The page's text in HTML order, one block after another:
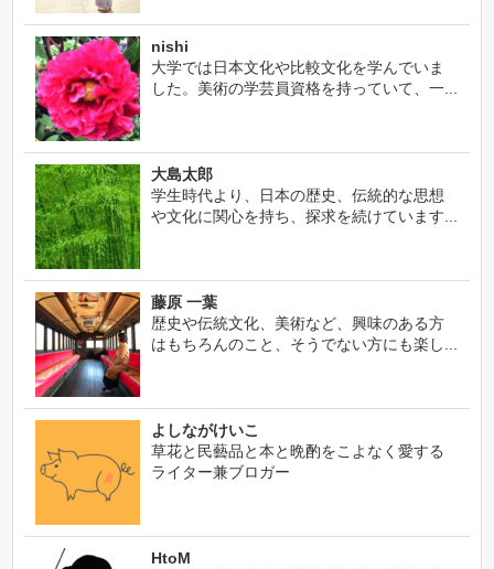
nishi
大学では日本文化や比較文化を学んでいま
した。美術の学芸員資格を持っていて、一...
大島太郎
学生時代より、日本の歴史、伝統的な思想
や文化に関心を持ち、探求を続けています...
藤原 一葉
歴史や伝統文化、美術など、興味のある方
はもちろんのこと、そうでない方にも楽し...
よしながけいこ
草花と民藝品と本と晩酌をこよなく愛する
ライター兼ブロガー
HtoM